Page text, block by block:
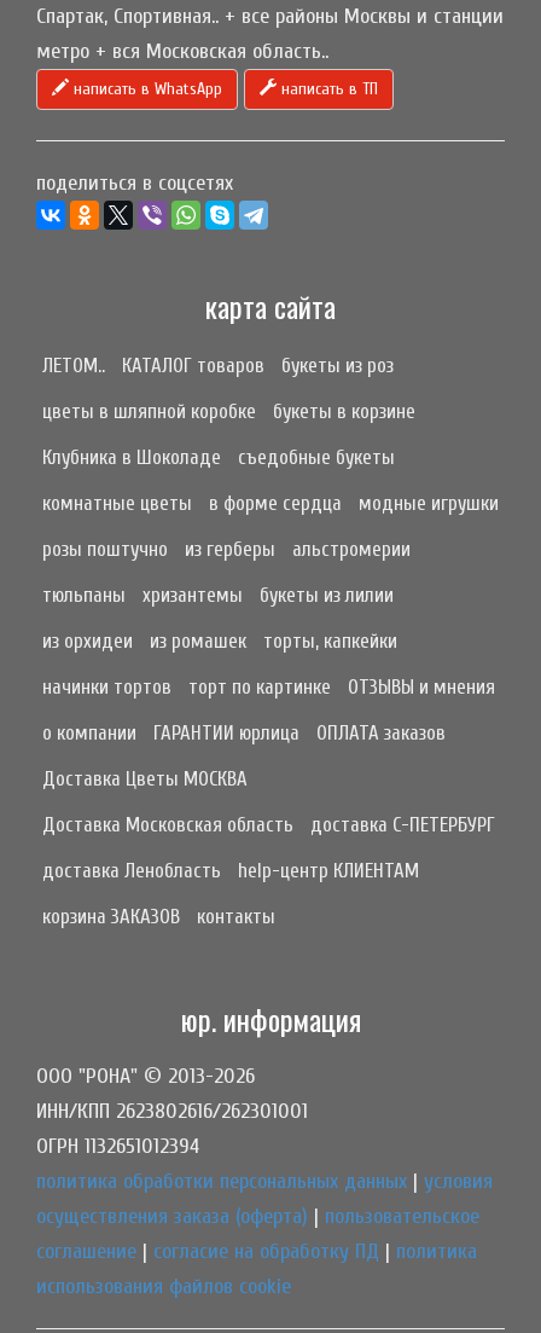
Спартак, Спортивная.. + все районы Москвы и станции
метро + вся Московская область..
написать в WhatsApp написать в ТП
поделиться в соцсетях
карта сайта
ЛЕТОМ.. КАТАЛОГ товаров
букеты из роз
цветы в шляпной коробке
букеты в корзине
Клубника в Шоколаде
съедобные букеты
комнатные цветы
в форме сердца
модные игрушки
розы поштучно
из герберы
альстромерии
тюльпаны
хризантемы
букеты из лилии
из орхидеи
из ромашек
торты, капкейки
начинки тортов
торт по картинке
ОТЗЫВЫ и мнения
о компании
ГАРАНТИИ юрлица
ОПЛАТА заказов
Доставка Цветы МОСКВА
Доставка Московская область
доставка С-ПЕТЕРБУРГ
доставка Ленобласть
help-центр КЛИЕНТАМ
корзина ЗАКАЗОВ
контакты
юр. информация
ООО "РОНА" © 2013-2026
ИНН/КПП 2623802616/262301001
ОГРН 1132651012394
политика обработки персональных данных | условия
осуществления заказа (оферта) | пользовательское
соглашение | согласие на обработку ПД | политика
использования файлов cookie